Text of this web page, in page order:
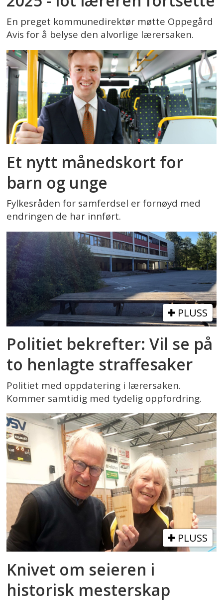
En preget kommunedirektør møtte Oppegård
Avis for å belyse den alvorlige lærersaken.
Et nytt månedskort for
barn og unge
Fylkesråden for samferdsel er fornøyd med
endringen de har innført.
PLUSS
Politiet bekrefter: Vil se på
to henlagte straffesaker
Politiet med oppdatering i lærersaken.
Kommer samtidig med tydelig oppfordring.
PLUSS
Knivet om seieren i
historisk mesterskap